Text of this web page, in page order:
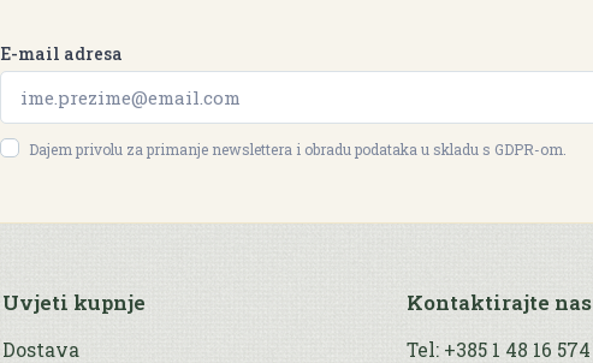
E-mail adresa
Dajem privolu za primanje newslettera i obradu podataka u skladu s GDPR-om.
Uvjeti kupnje
Dostava
Kontaktirajte nas
Tel: +385 1 48 16 574